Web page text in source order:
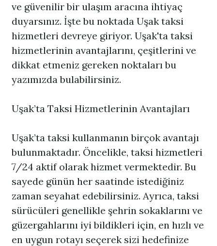
ve güvenilir bir ulaşım aracına ihtiyaç
duyarsınız. İşte bu noktada Uşak taksi
hizmetleri devreye giriyor. Uşak'ta taksi
hizmetlerinin avantajlarını, çeşitlerini ve
dikkat etmeniz gereken noktaları bu
yazımızda bulabilirsiniz.
Uşak’ta Taksi Hizmetlerinin Avantajları
Uşak’ta taksi kullanmanın birçok avantajı
bulunmaktadır. Öncelikle, taksi hizmetleri
7/24 aktif olarak hizmet vermektedir. Bu
sayede günün her saatinde istediğiniz
zaman seyahat edebilirsiniz. Ayrıca, taksi
sürücüleri genellikle şehrin sokaklarını ve
güzergahlarını iyi bildikleri için, en hızlı ve
en uygun rotayı seçerek sizi hedefinize